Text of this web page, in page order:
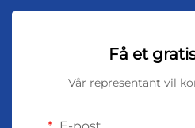
Få et
Vår representant vil